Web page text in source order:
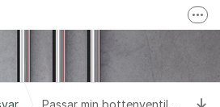
Följ oss på Facebook Passar min bottenventil till kommoden Matilda?